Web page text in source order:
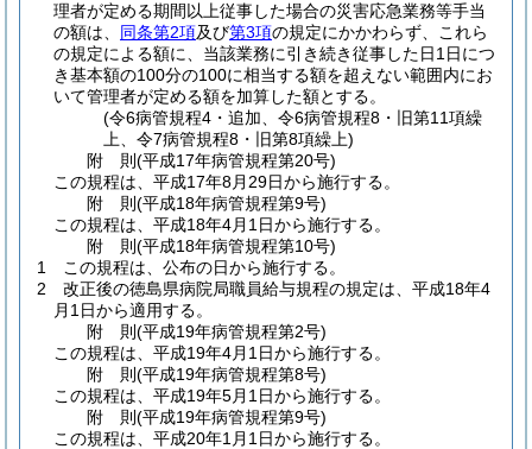
理者が定める期間以上従事した場合の災害応急業務等手当
の額は、 同条第2項及び第3項の規定にかかわらず、これら
の規定による額に、当該業務に引き続き従事した日1日につ
き基本額の100分の100に相当する額を超えない範囲内にお
いて管理者が定める額を加算した額とする。
(令6病管規程4・追加、令6病管規程8・旧第11項繰
上、令7病管規程8・旧第8項繰上)
附 則(平成17年病管規程第20号)
この規程は、平成17年8月29日から施行する。
附 則(平成18年病管規程第9号)
この規程は、平成18年4月1日から施行する。
附 則(平成18年病管規程第10号)
1
この規程は、公布の日から施行する。
2
改正後の徳島県病院局職員給与規程の規定は、平成18年4
月1日から適用する。
附 則(平成19年病管規程第2号)
この規程は、平成19年4月1日から施行する。
附 則(平成19年病管規程第8号)
この規程は、平成19年5月1日から施行する。
附 則(平成19年病管規程第9号)
この規程は、平成20年1月1日から施行する。